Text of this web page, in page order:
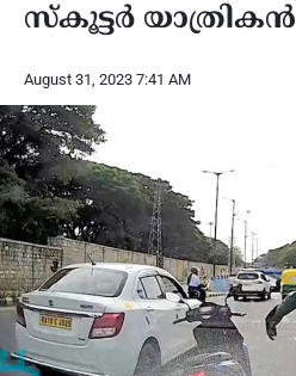
സ്കൂട്ടർ യാത്രികൻ
August 31, 2023 7:41 AM